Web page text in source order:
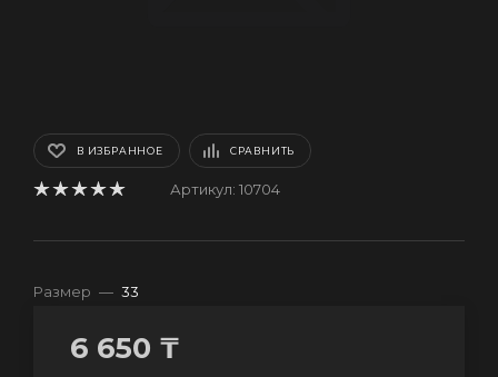
В ИЗБРАННОЕ СРАВНИТЬ
Артикул: 10704
Размер — 33
6 650 ₸